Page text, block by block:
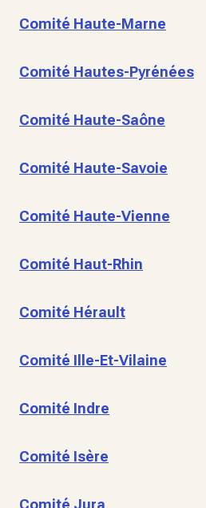
Comité Haute-Marne
Comité Hautes-Pyrénées
Comité Haute-Saône
Comité Haute-Savoie
Comité Haute-Vienne
Comité Haut-Rhin
Comité Hérault
Comité Ille-Et-Vilaine
Comité Indre
Comité Isère
Comité Jura